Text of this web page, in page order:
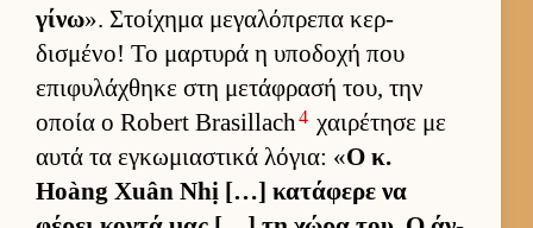
γίνω». Στοί­χημα μεγαλόπρεπα κερ­
δισμένο! Το μαρ­τυρά η υποδοχή που
επιφυλάχθηκε στη μετάφρασή του, την
οποία ο Robert Brasillach4 χαι­ρέτησε με
αυτά τα εγκωμια­στικά λόγια: «Ο κ.
Hoàng Xuân Nhị […] κατάφερε να